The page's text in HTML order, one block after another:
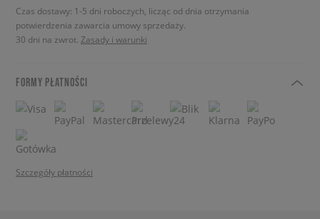
Czas dostawy: 1-5 dni roboczych, licząc od dnia otrzymania
potwierdzenia zawarcia umowy sprzedaży.
30 dni na zwrot. Zasady i warunki
FORMY PŁATNOŚCI
Szczegóły płatności